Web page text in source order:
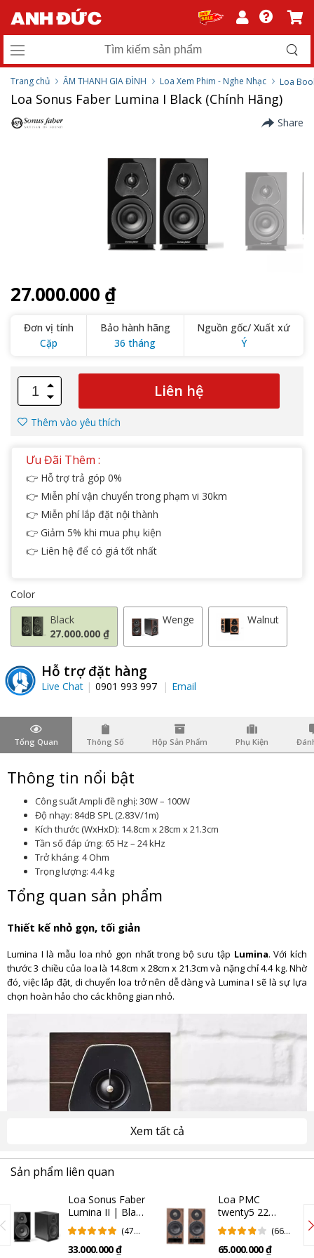
Trang chủ ÂM THANH GIA ĐÌNH Loa Xem Phim - Nghe Nhạc Loa
Loa Sonus Faber Lumina I Black (Chính Hãng)
Share
27.000.000 ₫
Đơn vị tính
Cặp
Bảo hành hãng
36 tháng
Nguồn gốc/ Xuất xứ
Ý
Liên hệ
Thêm vào yêu thích
Ưu Đãi Thêm :
👉 Hỗ trợ trả góp 0%
👉 Miễn phí vận chuyển trong phạm vi 30km
👉 Miễn phí lắp đặt nội thành
👉 Giảm 5% khi mua phụ kiện
👉 Liên hệ để có giá tốt nhất
Color
Black
27.000.000 ₫
Wenge Walnut
Hỗ trợ đặt hàng
Live Chat 0901 993 997 Email
Tổng Quan Thông Số Hộp Sản Phẩm Phụ Kiện
Thông tin nổi bật
Công suất Ampli đề nghị: 30W – 100W
Độ nhạy: 84dB SPL (2.83V/1m)
Kích thước (WxHxD): 14.8cm x 28cm x 21.3cm
Tần số đáp ứng: 65 Hz – 24 kHz
Trở kháng: 4 Ohm
Trọng lượng: 4.4 kg
Tổng quan sản phẩm
Thiết kế nhỏ gọn, tối giản
Lumina I là mẫu loa nhỏ gọn nhất trong bộ sưu tập Lumina. Với kích
thước 3 chiều của loa là 14.8cm x 28cm x 21.3cm và nặng chỉ 4.4 kg. Nhờ
đó, việc lắp đặt, di chuyển loa trở nên dễ dàng và Lumina I sẽ là sự lựa
chọn hoàn hảo cho các không gian nhỏ.
Xem tất cả
Sản phẩm liên quan
Loa Sonus Faber
Lumina II | Black
(Chính Hãng)(47
Giá)
33.000.000 ₫
Loa PMC
twenty5 22
(Chính Hãng)(66
Giá)
65.000.000 ₫